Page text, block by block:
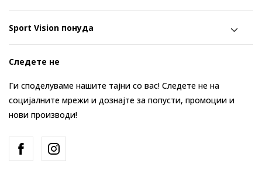
Sport Vision понуда
Следете не
Ги споделуваме нашите тајни со вас! Следете не на
социјалните мрежи и дознајте за попусти, промоции и
нови производи!